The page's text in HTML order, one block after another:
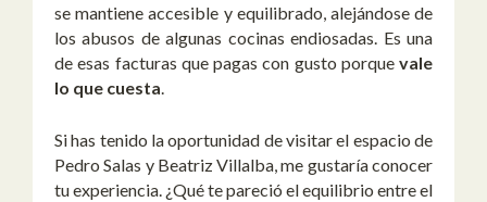
se mantiene accesible y equilibrado, alejándose de
los abusos de algunas cocinas endiosadas. Es una
de esas facturas que pagas con gusto porque vale
lo que cuesta.
Si has tenido la oportunidad de visitar el espacio de
Pedro Salas y Beatriz Villalba, me gustaría conocer
tu experiencia. ¿Qué te pareció el equilibrio entre el